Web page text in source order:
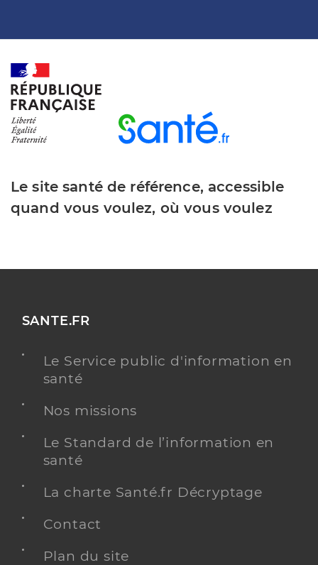
Le site santé de référence, accessible
quand vous voulez, où vous voulez
SANTE.FR
Le Service public d'information en
santé
Nos missions
Le Standard de l’information en
santé
La charte Santé.fr Décryptage
Contact
Plan du site